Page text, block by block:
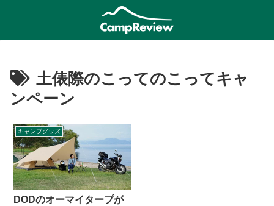
土俵際のこってのこってキャ
ンペーン
キャンプグッズ
DODのオーマイタープが